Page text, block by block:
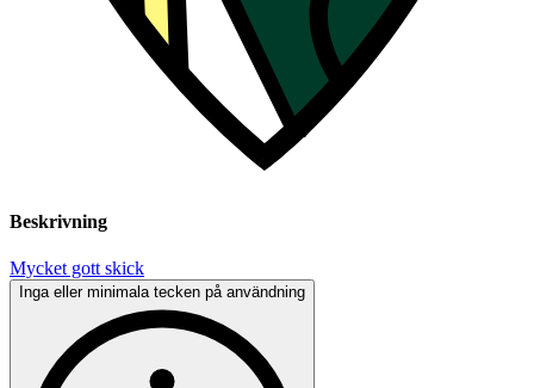
Beskrivning
Mycket gott skick
Inga eller minimala tecken på användning